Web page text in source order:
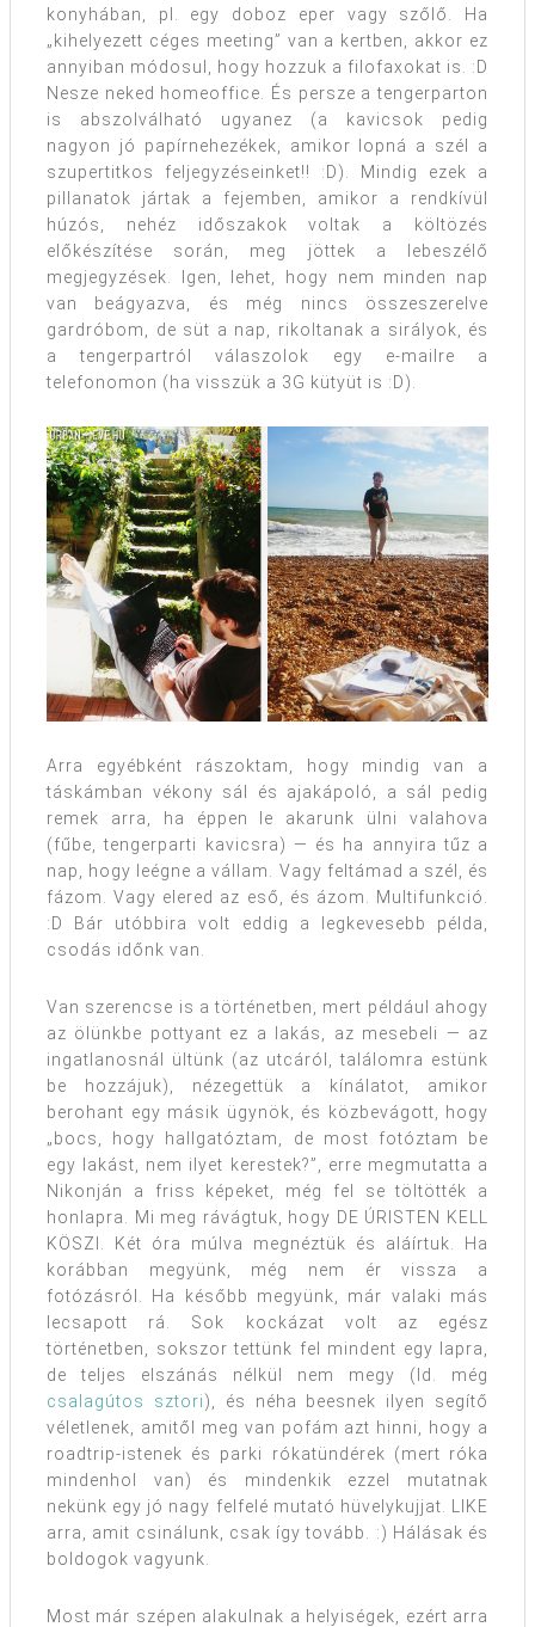
konyhában, pl. egy doboz eper vagy szőlő. Ha
„kihelyezett céges meeting” van a kertben, akkor ez
annyiban módosul, hogy hozzuk a filofaxokat is. :D
Nesze neked homeoffice. És persze a tengerparton
is abszolválható ugyanez (a kavicsok pedig
nagyon jó papírnehezékek, amikor lopná a szél a
szupertitkos feljegyzéseinket!! :D). Mindig ezek a
pillanatok jártak a fejemben, amikor a rendkívül
húzós, nehéz időszakok voltak a költözés
előkészítése során, meg jöttek a lebeszélő
megjegyzések. Igen, lehet, hogy nem minden nap
van beágyazva, és még nincs összeszerelve
gardróbom, de süt a nap, rikoltanak a sirályok, és
a tengerpartról válaszolok egy e-mailre a
telefonomon (ha visszük a 3G kütyüt is :D).
Arra egyébként rászoktam, hogy mindig van a
táskámban vékony sál és ajakápoló, a sál pedig
remek arra, ha éppen le akarunk ülni valahova
(fűbe, tengerparti kavicsra) — és ha annyira tűz a
nap, hogy leégne a vállam. Vagy feltámad a szél, és
fázom. Vagy elered az eső, és ázom. Multifunkció.
:D Bár utóbbira volt eddig a legkevesebb példa,
csodás időnk van.
Van szerencse is a történetben, mert például ahogy
az ölünkbe pottyant ez a lakás, az mesebeli — az
ingatlanosnál ültünk (az utcáról, találomra estünk
be hozzájuk), nézegettük a kínálatot, amikor
berohant egy másik ügynök, és közbevágott, hogy
„bocs, hogy hallgatóztam, de most fotóztam be
egy lakást, nem ilyet kerestek?”, erre megmutatta a
Nikonján a friss képeket, még fel se töltötték a
honlapra. Mi meg rávágtuk, hogy DE ÚRISTEN KELL
KÖSZI. Két óra múlva megnéztük és aláírtuk. Ha
korábban megyünk, még nem ér vissza a
fotózásról. Ha később megyünk, már valaki más
lecsapott rá. Sok kockázat volt az egész
történetben, sokszor tettünk fel mindent egy lapra,
de teljes elszánás nélkül nem megy (ld. még
csalagútos sztori), és néha beesnek ilyen segítő
véletlenek, amitől meg van pofám azt hinni, hogy a
roadtrip-istenek és parki rókatündérek (mert róka
mindenhol van) és mindenkik ezzel mutatnak
nekünk egy jó nagy felfelé mutató hüvelykujjat. LIKE
arra, amit csinálunk, csak így tovább. :) Hálásak és
boldogok vagyunk.
Most már szépen alakulnak a helyiségek, ezért arra